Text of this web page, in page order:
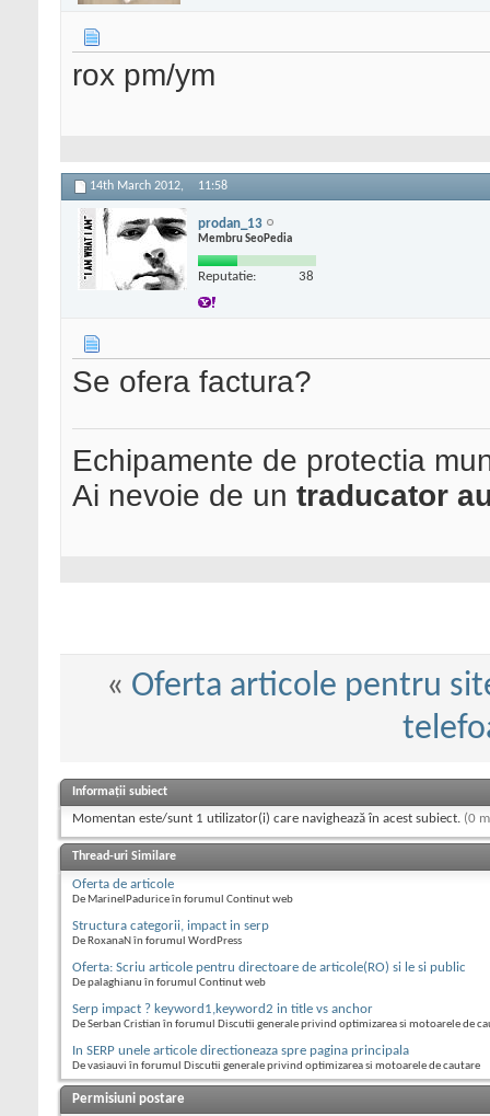
rox pm/ym
14th March 2012, 11:58
prodan_13
Membru SeoPedia
Reputatie: 38
Se ofera factura?
Echipamente de protectia
Ai nevoie de un traducator
« Oferta articole pentru
Informații subiect
Momentan este/sunt 1 utilizator(i) care navighează în acest subiect. (0
Thread-uri Similare
Oferta de articole
De MarinelPadurice în forumul Continut web
Structura categorii, impact in serp
De RoxanaN în forumul WordPress
Oferta: Scriu articole pentru directoare de articole(RO) si le si public
De palaghianu în forumul Continut web
Serp impact ? keyword1,keyword2 in title vs anchor
De Serban Cristian în forumul Discutii generale privind optimizarea si motoarele de
In SERP unele articole directioneaza spre pagina principala
De vasiauvi în forumul Discutii generale privind optimizarea si motoarele de cautare
Permisiuni postare